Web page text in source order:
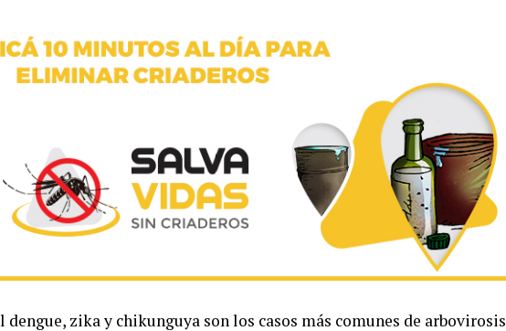
dengue, zika y chikunguya son los casos más comunes de arbovirosis